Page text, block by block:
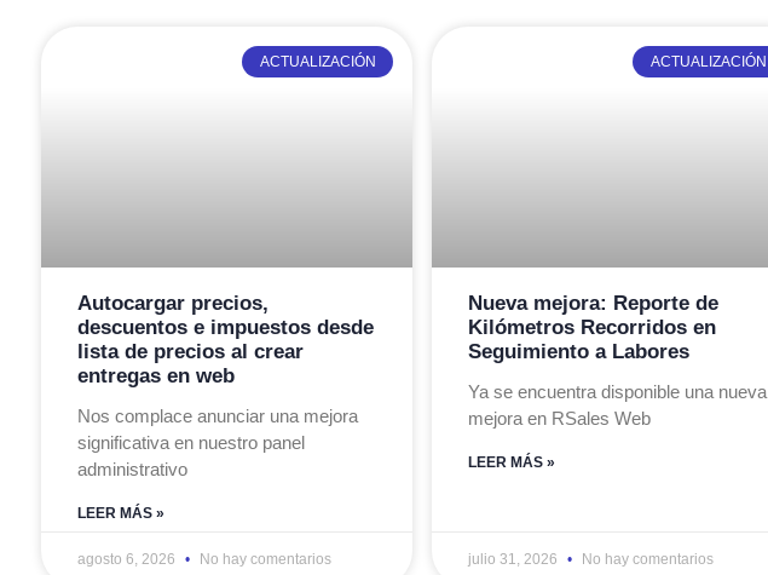
ACTUALIZACIÓN
Autocargar precios,
descuentos e impuestos desde
lista de precios al crear
entregas en web
Nos complace anunciar una mejora
significativa en nuestro panel
administrativo
LEER MÁS »
agosto 6, 2026 No hay comentarios
ACTUALIZACIÓN
Nueva mejora: Reporte de
Kilómetros Recorridos en
Seguimiento a Labores
Ya se encuentra disponible una nueva
mejora en RSales Web
LEER MÁS »
julio 31, 2026 No hay comentarios